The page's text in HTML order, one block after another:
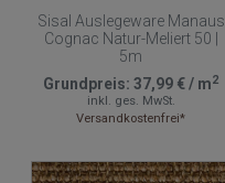
Sisal Auslegeware Manaus
Cognac Natur-Meliert 50 |
5m
Grundpreis: 37,99 €/ m2
inkl. ges. MwSt.
Versandkostenfrei*